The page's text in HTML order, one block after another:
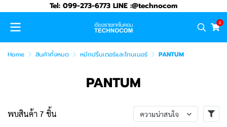
Tel: 099-273-6773 LINE :@technocom
0
Home สินค้าทั้งหมด หมึกปริ้นเตอร์และโทนเนอร์ PANTUM
PANTUM
พบสินค้า 7 ชิ้น ความน่าสนใจ